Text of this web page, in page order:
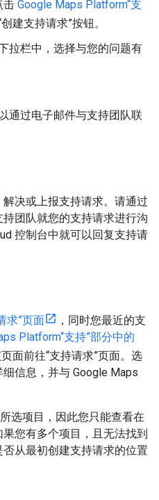
击 Google Maps Platform“支
建支持请求”按钮。
拉栏中，选择与您的问题有
通过电子邮件与支持团队联
决或上报支持请求。请通过
团队就您的支持请求进行沟
控制台中就可以回复支持请
求”页面
，同时您最近的支
Platform“支持”部分中的
面前往“支持请求”页面。选
信息，并与 Google Maps
选项目，因此您只能查看在
您有多个项目，且无法找到
从最初创建支持请求的位置